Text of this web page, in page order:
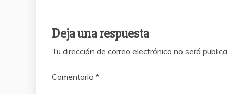
Deja una respuesta
Tu dirección de correo electrónico no será
Comentario *